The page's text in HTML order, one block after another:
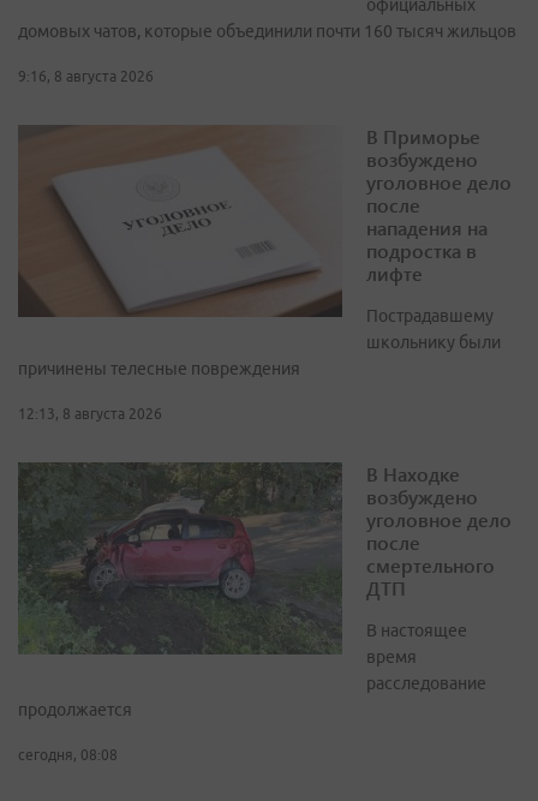
официальных
домовых чатов, которые объединили почти 160 тысяч жильцов
9:16, 8 августа 2026
В Приморье
возбуждено
уголовное дело
после
нападения на
подростка в
лифте
Пострадавшему
школьнику были
причинены телесные повреждения
12:13, 8 августа 2026
В Находке
возбуждено
уголовное дело
после
смертельного
ДТП
В настоящее
время
расследование
продолжается
сегодня, 08:08